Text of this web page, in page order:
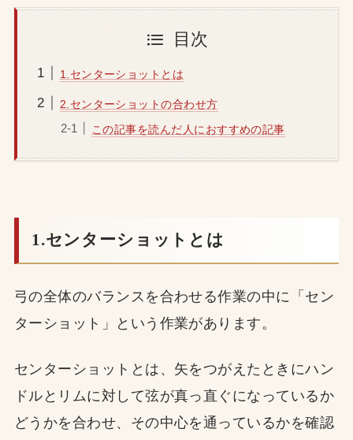
目次
1.センターショットとは
2.センターショットの合わせ方
この記事を読んだ人におすすめの記事
1.センターショットとは
弓の全体のバランスを合わせる作業の中に「セン
ターショット」という作業があります。
センターショットとは、矢をつがえたときにハン
ドルとリムに対して弦が真っ直ぐになっているか
どうかを合わせ、その中心を通っているかを確認